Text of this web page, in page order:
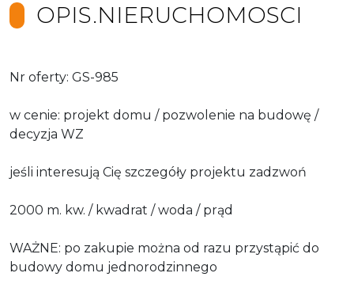
OPIS.NIERUCHOMOSCI
Nr oferty: GS-985
w cenie: projekt domu / pozwolenie na budowę /
decyzja WZ
jeśli interesują Cię szczegóły projektu zadzwoń
2000 m. kw. / kwadrat / woda / prąd
WAŻNE: po zakupie można od razu przystąpić do
budowy domu jednorodzinnego